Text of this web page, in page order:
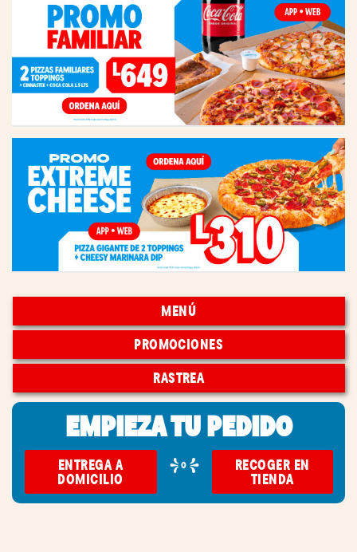
MENÚ
PROMOCIONES
RASTREA
EMPIEZA TU PEDIDO
ENTREGA A
DOMICILIO
o RECOGER EN
TIENDA